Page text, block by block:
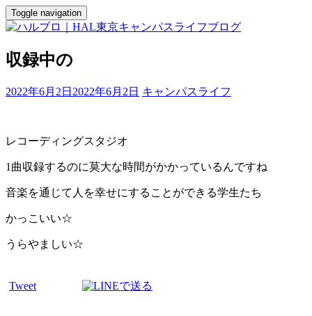
Toggle navigation
収録中の
2022年6月2日 2022年6月2日 キャンパスライフ
レコーディングスタジオ
1曲収録するのに莫大な時間がかかっているんですね
音楽を通じて人を幸せにすることができる学生たち
かっこいい☆
うらやましい☆
Tweet